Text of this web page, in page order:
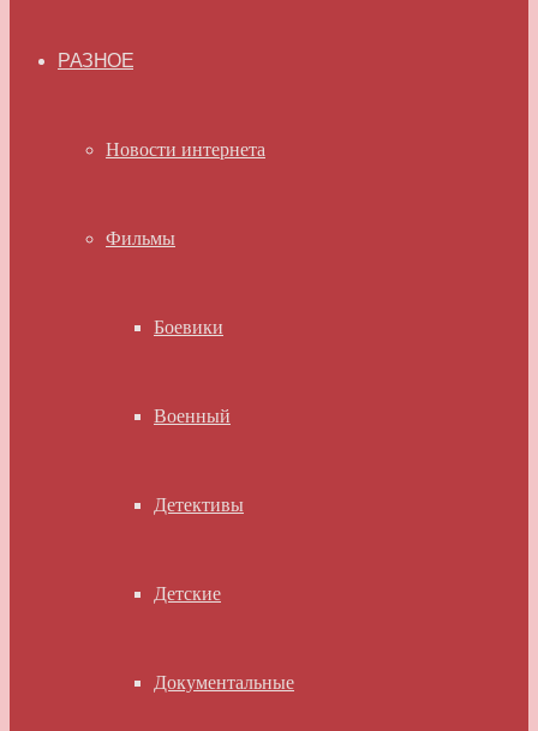
РАЗНОЕ
Новости интернета
Фильмы
Боевики
Военный
Детективы
Детские
Документальные